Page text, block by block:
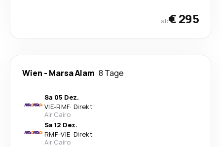
ab€ 295
Wien - Marsa Alam 8 Tage
Sa 05 Dez.
VIE-RMF· Direkt
Air Cairo
Sa 12 Dez.
RMF-VIE· Direkt
Air Cairo